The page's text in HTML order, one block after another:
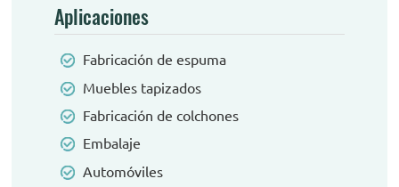
Aplicaciones
Fabricación de espuma
Muebles tapizados
Fabricación de colchones
Embalaje
Automóviles